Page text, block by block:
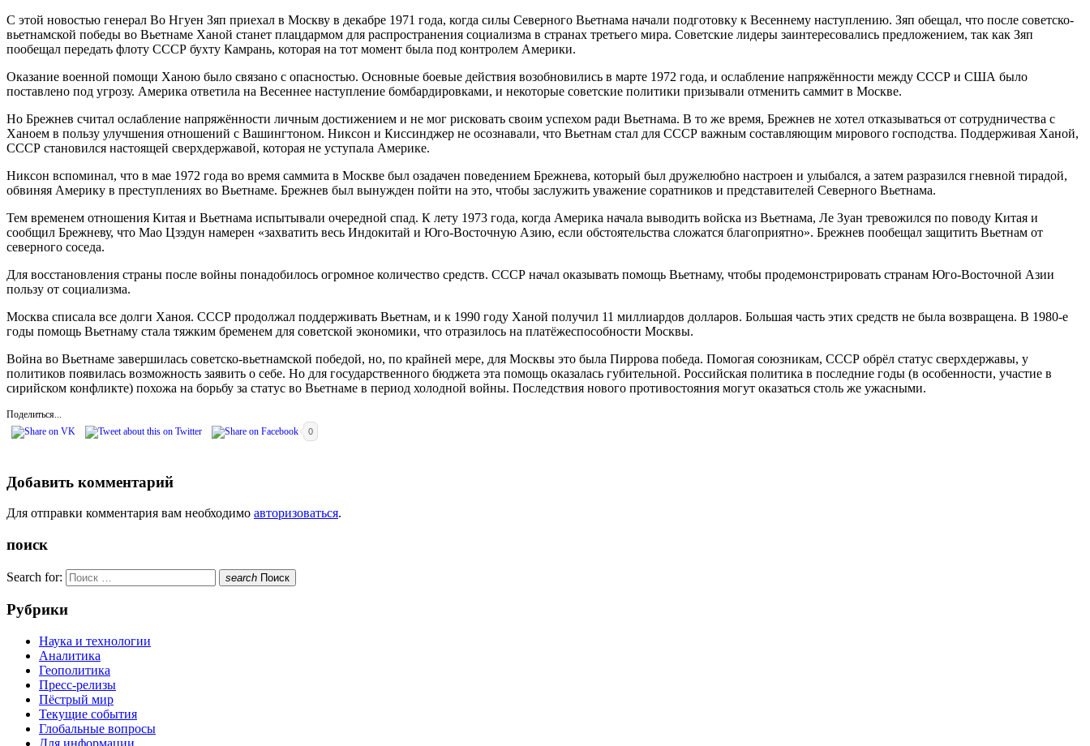
С этой новостью генерал Во Нгуен Зяп приехал в Москву в декабре 1971 года, когда силы Северного Вьетнама начали подготовку к Весеннему наступлению. Зяп обещал, что после советско-
вьетнамской победы во Вьетнаме Ханой станет плацдармом для распространения социализма в странах третьего мира. Советские лидеры заинтересовались предложением, так как Зяп
пообещал передать флоту СССР бухту Камрань, которая на тот момент была под контролем Америки.
Оказание военной помощи Ханою было связано с опасностью. Основные боевые действия возобновились в марте 1972 года, и ослабление напряжённости между СССР и США было
поставлено под угрозу. Америка ответила на Весеннее наступление бомбардировками, и некоторые советские политики призывали отменить саммит в Москве.
Но Брежнев считал ослабление напряжённости личным достижением и не мог рисковать своим успехом ради Вьетнама. В то же время, Брежнев не хотел отказываться от сотрудничества с
Ханоем в пользу улучшения отношений с Вашингтоном. Никсон и Киссинджер не осознавали, что Вьетнам стал для СССР важным составляющим мирового господства. Поддерживая Ханой,
СССР становился настоящей сверхдержавой, которая не уступала Америке.
Никсон вспоминал, что в мае 1972 года во время саммита в Москве был озадачен поведением Брежнева, который был дружелюбно настроен и улыбался, а затем разразился гневной тирадой,
обвиняя Америку в преступлениях во Вьетнаме. Брежнев был вынужден пойти на это, чтобы заслужить уважение соратников и представителей Северного Вьетнама.
Тем временем отношения Китая и Вьетнама испытывали очередной спад. К лету 1973 года, когда Америка начала выводить войска из Вьетнама, Ле Зуан тревожился по поводу Китая и
сообщил Брежневу, что Мао Цзэдун намерен «захватить весь Индокитай и Юго-Восточную Азию, если обстоятельства сложатся благоприятно». Брежнев пообещал защитить Вьетнам от
северного соседа.
Для восстановления страны после войны понадобилось огромное количество средств. СССР начал оказывать помощь Вьетнаму, чтобы продемонстрировать странам Юго-Восточной Азии
пользу от социализма.
Москва списала все долги Ханоя. СССР продолжал поддерживать Вьетнам, и к 1990 году Ханой получил 11 миллиардов долларов. Большая часть этих средств не была возвращена. В 1980-е
годы помощь Вьетнаму стала тяжким бременем для советской экономики, что отразилось на платёжеспособности Москвы.
Война во Вьетнаме завершилась советско-вьетнамской победой, но, по крайней мере, для Москвы это была Пиррова победа. Помогая союзникам, СССР обрёл статус сверхдержавы, у
политиков появилась возможность заявить о себе. Но для государственного бюджета эта помощь оказалась губительной. Российская политика в последние годы (в особенности, участие в
сирийском конфликте) похожа на борьбу за статус во Вьетнаме в период холодной войны. Последствия нового противостояния могут оказаться столь же ужасными.
Поделиться...
0
Добавить комментарий
Для отправки комментария вам необходимо авторизоваться.
поиск
Search for: search Поиск
Рубрики
Наука и технологии
Аналитика
Геополитика
Пресс-релизы
Пёстрый мир
Текущие события
Глобальные вопросы